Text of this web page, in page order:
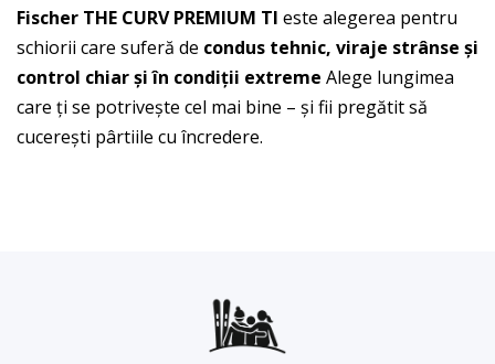
Fischer THE CURV PREMIUM TI este alegerea pentru
schiorii care suferă de condus tehnic, viraje strânse și
control chiar și în condiții extreme Alege lungimea
care ți se potrivește cel mai bine – și fii pregătit să
cucerești pârtiile cu încredere.